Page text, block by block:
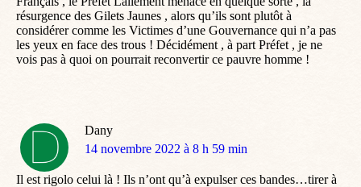
résurgence des Gilets Jaunes , alors qu’ils sont plutôt à
considérer comme les Victimes d’une Gouvernance qui n’a pas
les yeux en face des trous ! Décidément , à part Préfet , je ne
vois pas à quoi on pourrait reconvertir ce pauvre homme !
Dany
dit
14 novembre 2022 à 8 h 59 min
Il est rigolo celui là ! Ils n’ont qu’à expulser ces bandes…tirer à